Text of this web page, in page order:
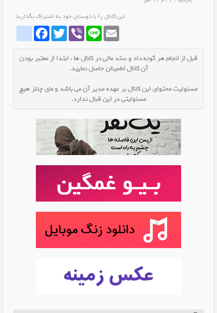
این کانال را با دوستان خود به اشتراک بگذارید
whatrubikaFacebookTwitter Viber Line Email
قبل از انجام هر گونه داد و ستد مالی در کانال ها ، ابتدا از معتبر بودن
آن کانال اطمینان حاصل نمایید.
مسئولیت محتوای این کانال بر عهده مدیر آن می باشد و مای چنلز هیچ
مسئولیتی در این قبال ندارد.